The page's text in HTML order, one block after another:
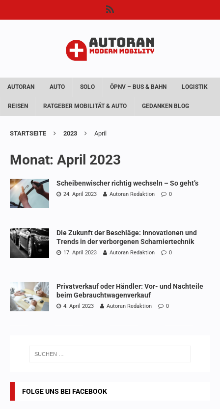
AUTORAN AUTO SOLO ÖPNV – BUS & BAHN LOGISTIK
REISEN RATGEBER MOBILITÄT & AUTO GEDANKEN BLOG
STARTSEITE 2023 April
Monat: April 2023
Scheibenwischer richtig wechseln – So geht’s
24. April 2023 Autoran Redaktion 0
Die Zukunft der Beschläge: Innovationen und
Trends in der verborgenen Scharniertechnik
17. April 2023 Autoran Redaktion 0
Privatverkauf oder Händler: Vor- und Nachteile
beim Gebrauchtwagenverkauf
4. April 2023 Autoran Redaktion 0
FOLGE UNS BEI FACEBOOK